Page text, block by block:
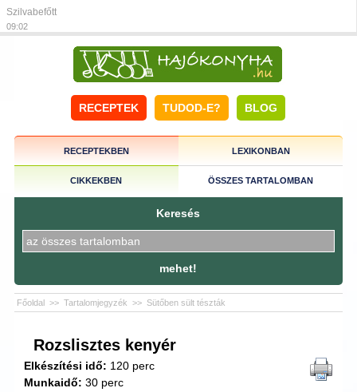
Szilvabefőtt
09:02
RECEPTEK TUDOD-E? BLOG
RECEPTEKBEN LEXIKONBAN
CIKKEKBEN ÖSSZES TARTALOMBAN
Keresés
mehet!
Főoldal >> Tartalomjegyzék >> Sütőben sült tészták
Rozslisztes kenyér
Elkészítési idő: 120 perc
Munkaidő: 30 perc